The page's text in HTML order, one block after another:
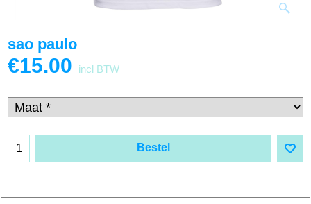
sao paulo
€15.00 incl BTW
Bestel